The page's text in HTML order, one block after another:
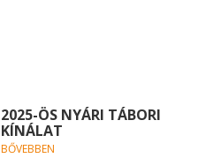
2025-ÖS NYÁRI TÁBORI
KÍNÁLAT
BŐVEBBEN